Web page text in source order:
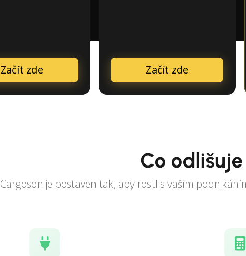
Začít zde Začít zde
Co
Cargoson je postaven tak, aby rostl s vaším